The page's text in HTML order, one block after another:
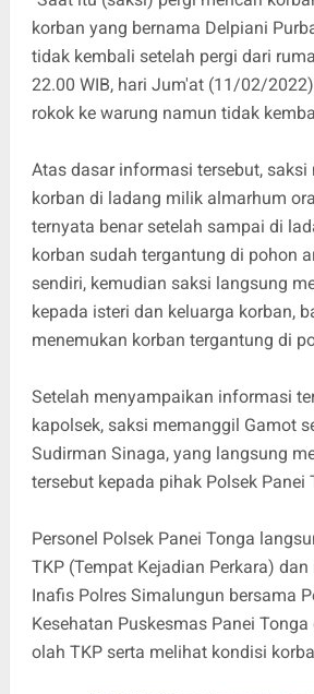
korban yang bernama Delpiani
tidak kembali setelah pergi dari
22.00 WIB, hari Jum'at (11/02/
rokok ke warung namun tidak
Atas dasar informasi tersebut, saksi
korban di ladang milik almarhum
ternyata benar setelah sampai di
korban sudah tergantung di pohon
sendiri, kemudian saksi langsung
kepada isteri dan keluarga korban,
menemukan korban tergantung di
Setelah menyampaikan informasi
kapolsek, saksi memanggil Gamot
Sudirman Sinaga, yang langsung
tersebut kepada pihak Polsek Panei
Personel Polsek Panei Tonga
TKP (Tempat Kejadian Perkara)
Inafis Polres Simalungun bersama
Kesehatan Puskesmas Panei
olah TKP serta melihat kondisi